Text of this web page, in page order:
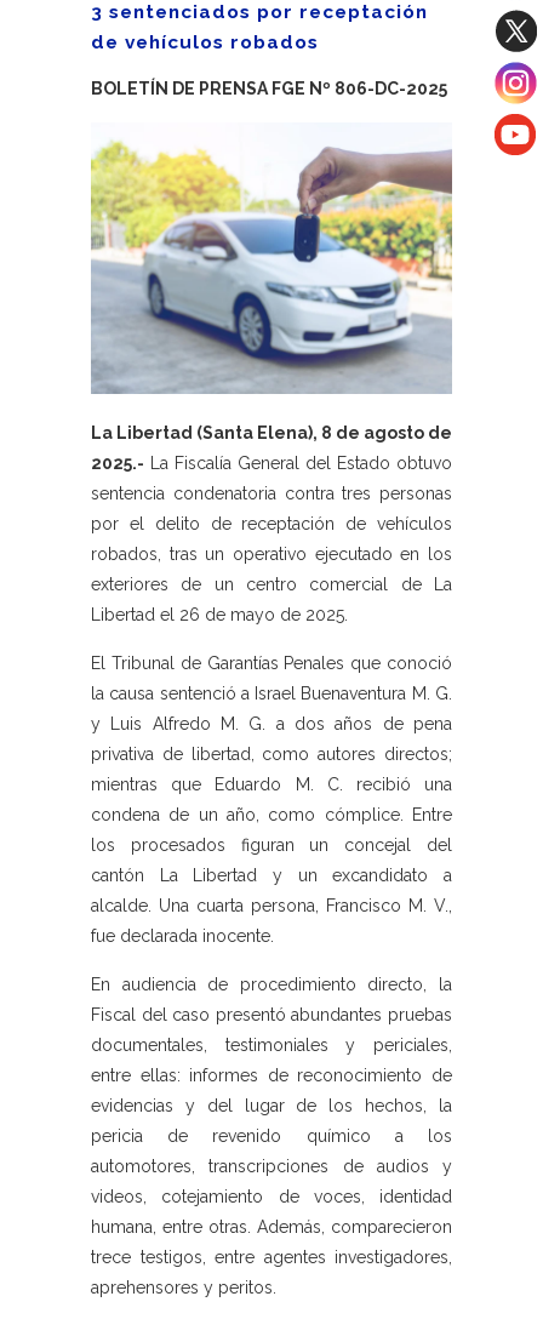
3 sentenciados por receptación
de vehículos robados
BOLETÍN DE PRENSA FGE Nº 806-DC-2025
La Libertad (Santa Elena), 8 de agosto de
2025.- La Fiscalía General del Estado obtuvo
sentencia condenatoria contra tres personas
por el delito de receptación de vehículos
robados, tras un operativo ejecutado en los
exteriores de un centro comercial de La
Libertad el 26 de mayo de 2025.
El Tribunal de Garantías Penales que conoció
la causa sentenció a Israel Buenaventura M. G.
y Luis Alfredo M. G. a dos años de pena
privativa de libertad, como autores directos;
mientras que Eduardo M. C. recibió una
condena de un año, como cómplice. Entre
los procesados figuran un concejal del
cantón La Libertad y un excandidato a
alcalde. Una cuarta persona, Francisco M. V.,
fue declarada inocente.
En audiencia de procedimiento directo, la
Fiscal del caso presentó abundantes pruebas
documentales, testimoniales y periciales,
entre ellas: informes de reconocimiento de
evidencias y del lugar de los hechos, la
pericia de revenido químico a los
automotores, transcripciones de audios y
videos, cotejamiento de voces, identidad
humana, entre otras. Además, comparecieron
trece testigos, entre agentes investigadores,
aprehensores y peritos.